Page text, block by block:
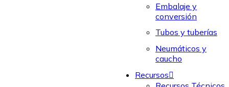
Embalaje y
conversión
Tubos y tuberías
Neumáticos y
caucho
Recursos